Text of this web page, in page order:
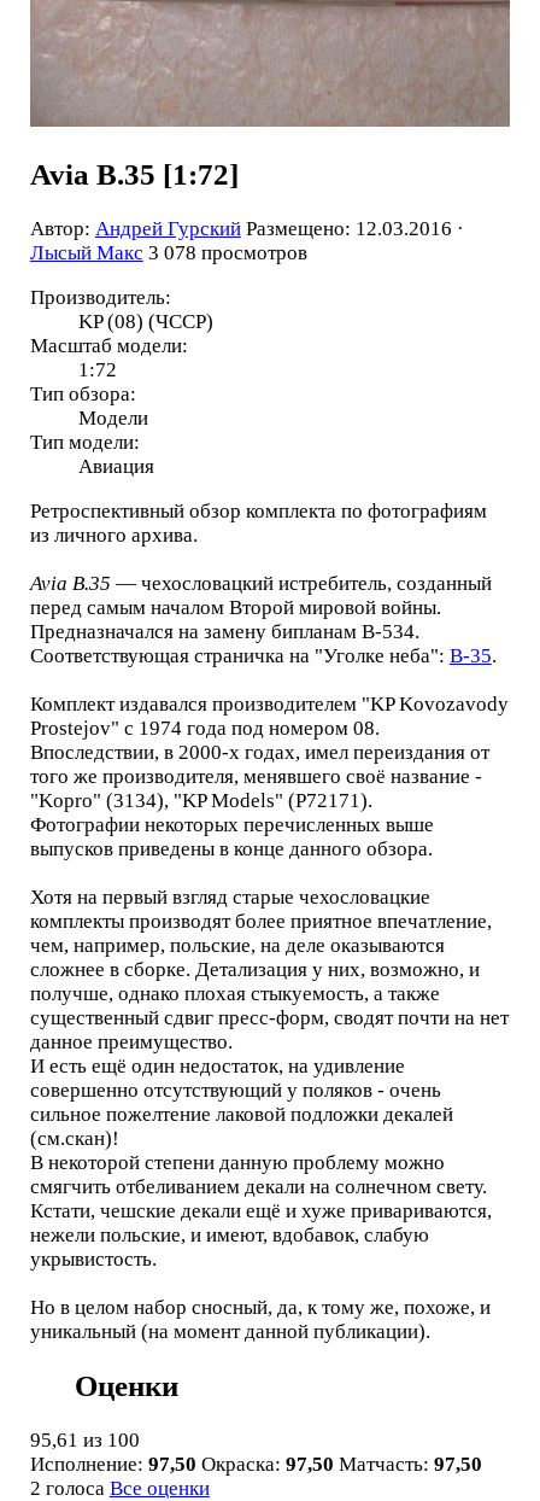
Avia B.35 [1:72]
Автор: Андрей Гурский Размещено: 12.03.2016 ·
Лысый Макс 3 078 просмотров
Производитель:
KP (08) (ЧССР)
Масштаб модели:
1:72
Тип обзора:
Модели
Тип модели:
Авиация
Ретроспективный обзор комплекта по фотографиям
из личного архива.
Avia B.35 — чехословацкий истребитель, созданный
перед самым началом Второй мировой войны.
Предназначался на замену бипланам B-534.
Соответствующая страничка на "Уголке неба": B-35.
Комплект издавался производителем "KP Kovozavody
Prostejov" с 1974 года под номером 08.
Впоследствии, в 2000-х годах, имел переиздания от
того же производителя, менявшего своё название -
"Kopro" (3134), "KP Models" (P72171).
Фотографии некоторых перечисленных выше
выпусков приведены в конце данного обзора.
Хотя на первый взгляд старые чехословацкие
комплекты производят более приятное впечатление,
чем, например, польские, на деле оказываются
сложнее в сборке. Детализация у них, возможно, и
получше, однако плохая стыкуемость, а также
существенный сдвиг пресс-форм, сводят почти на нет
данное преимущество.
И есть ещё один недостаток, на удивление
совершенно отсутствующий у поляков - очень
сильное пожелтение лаковой подложки декалей
(см.скан)!
В некоторой степени данную проблему можно
смягчить отбеливанием декали на солнечном свету.
Кстати, чешские декали ещё и хуже привариваются,
нежели польские, и имеют, вдобавок, слабую
укрывистость.
Но в целом набор сносный, да, к тому же, похоже, и
уникальный (на момент данной публикации).
Оценки
95,61 из 100
Исполнение: 97,50 Окраска: 97,50 Матчасть: 97,50
2 голоса Все оценки